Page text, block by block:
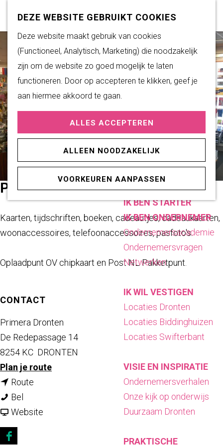
DEZE WEBSITE GEBRUIKT COOKIES
Deze website maakt gebruik van cookies
(Functioneel, Analytisch, Marketing) die noodzakelijk
zijn om de website zo goed mogelijk te laten
functioneren. Door op accepteren te klikken, geef je
aan hiermee akkoord te gaan.
ALLES ACCEPTEREN
ALLEEN NOODZAKELIJK
VOORKEUREN AANPASSEN
G
n
a
a
r
d
e
h
m
e
p
a
e
K
Z
e
k
M
e
DUURZAAM WONEN
Duurzame initiatieven
Fairtrade Gemeente
Het Energieloket
PRAKTISCHE
INFORMATIE
Verenigingen
ONDERNEMEN
IK BEN STARTER
IK BEN ONDERNEMER
Ondernemersacademie
Ondernemersvragen
Netwerken
IK WIL VESTIGEN
Locaties Dronten
Locaties Biddinghuizen
Locaties Swifterbant
VISIE EN INSPIRATIE
Ondernemersverhalen
Onze kijk op onderwijs
Duurzaam Dronten
PRAKTISCHE
PRIMERA DRONTEN
Kaarten, tijdschriften, boeken, cadeautjes, cadeaukaarten,
woonaccessoires, telefoonaccessoires, pasfoto's.
Oplaadpunt OV chipkaart en Post NL Pakketpunt.
CONTACT
Primera Dronten
De Redepassage 14
8254 KC DRONTEN
Plan je routen
Route
a
Bel
r
Website
F